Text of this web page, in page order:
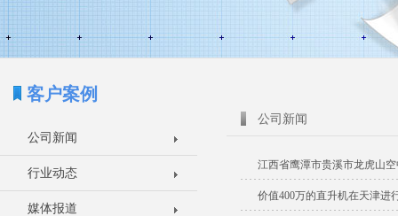
客户案例
公司新闻
行业动态
媒体报道
公司新闻
江西省鹰潭市贵溪市龙虎山
价值400万的直升机在天津进